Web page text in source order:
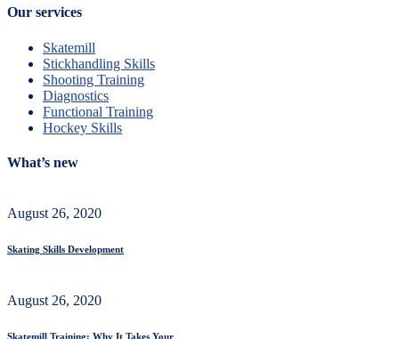
Our services
Skatemill
Stickhandling Skills
Shooting Training
Diagnostics
Functional Training
Hockey Skills
What’s new
August 26, 2020
Skating Skills Development
August 26, 2020
Skatemill Training: Why It Takes Your